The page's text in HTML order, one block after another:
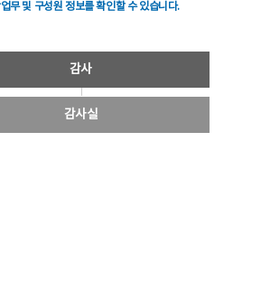
무 및 구성원 정보를 확인할 수 있습니다.
감사
감사실